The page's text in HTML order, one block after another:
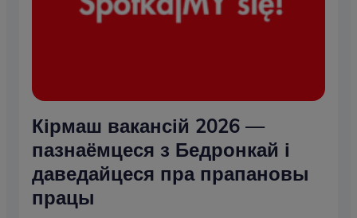
Кірмаш вакансій 2026 —
пазнаёмцеся з Бедронкай і
даведайцеся пра прапановы
працы